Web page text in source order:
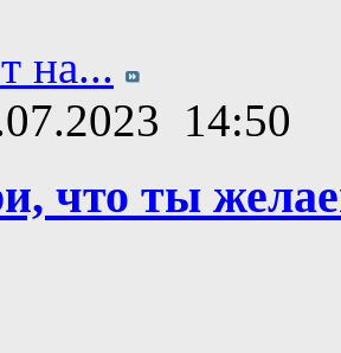
на...
14:50
что ты